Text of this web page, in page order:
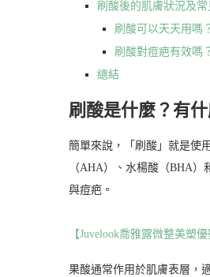
刷酸後的肌膚狀況及常
刷酸可以天天用嗎
刷酸對痘疤有效嗎
總結
刷酸是什麼？有
簡單來說，「刷酸」就是使
（AHA）、水楊酸（BHA
與痘疤。
【Juvelook喬雅露微整美塑
果酸通常作用於肌膚表層，